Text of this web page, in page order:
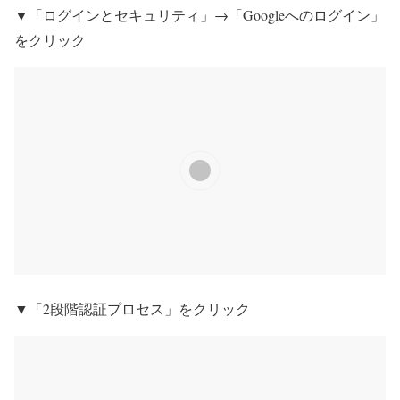
▼「ログインとセキュリティ」→「Googleへのログイン」
をクリック
▼「2段階認証プロセス」をクリック